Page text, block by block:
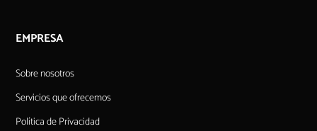
EMPRESA
Sobre nosotros
Servicios que ofrecemos
Política de Privacidad